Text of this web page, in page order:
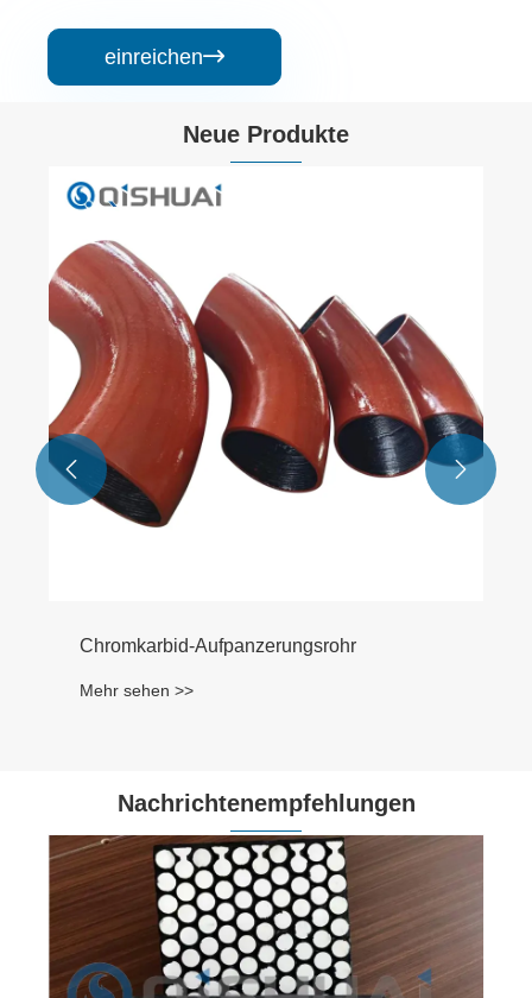
einreichen
Neue Produkte
Sic-Keramikdüsen
Mehr sehen >>
 
Nachrichtenempfehlungen
Hochabriebfeste
Aluminiumoxidkeramikprodukte
Mehr sehen >>